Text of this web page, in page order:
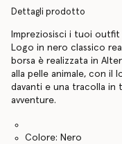
Dettagli prodotto
Impreziosisci i tuoi
Logo in nero classico
borsa è realizzata in
alla pelle animale, con il
davanti e una tracolla in
avventure.
Colore: Nero